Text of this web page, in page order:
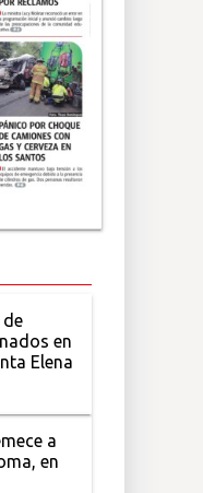
en
Elena
a
en